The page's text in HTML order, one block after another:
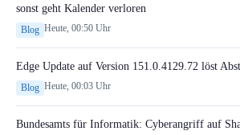
sonst geht Kalender verloren
Blog Heute, 00:50 Uhr
Edge Update auf Version 151.0.4129.72 löst
Blog Heute, 00:03 Uhr
Bundesamts für Informatik: Cyberangriff auf